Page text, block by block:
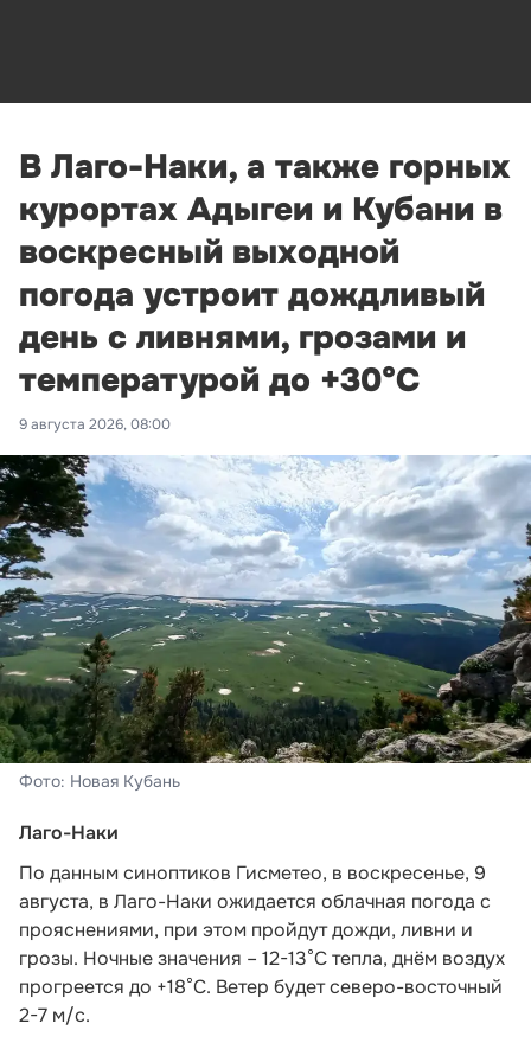
В Лаго-Наки, а также горных
курортах Адыгеи и Кубани в
воскресный выходной
погода устроит дождливый
день с ливнями, грозами и
температурой до +30°С
9 августа 2026, 08:00
Фото: Новая Кубань
Лаго-Наки
По данным синоптиков Гисметео, в воскресенье, 9
августа, в Лаго-Наки ожидается облачная погода с
прояснениями, при этом пройдут дожди, ливни и
грозы. Ночные значения – 12-13°С тепла, днём воздух
прогреется до +18°С. Ветер будет северо-восточный
2-7 м/с.